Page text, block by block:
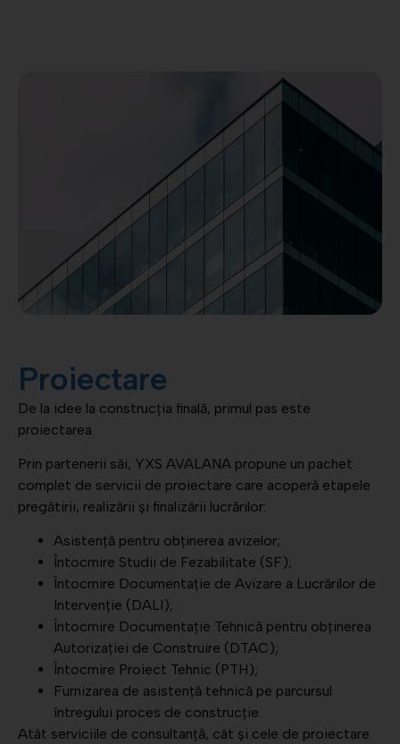
Proiectare
De la idee la construcția finală, primul pas este
proiectarea.
Prin partenerii săi, YXS AVALANA propune un pachet
complet de servicii de proiectare care acoperă etapele
pregătirii, realizării și finalizării lucrărilor:
Asistență pentru obținerea avizelor;
Întocmire Studii de Fezabilitate (SF);
Întocmire Documentație de Avizare a Lucrărilor de
Intervenție (DALI);
Întocmire Documentație Tehnică pentru obținerea
Autorizației de Construire (DTAC);
Întocmire Proiect Tehnic (PTH);
Furnizarea de asistență tehnică pe parcursul
întregului proces de construcție.
Atât serviciile de consultanță, cât și cele de proiectare